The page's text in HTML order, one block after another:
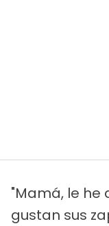
"Mamá, le he
gustan sus